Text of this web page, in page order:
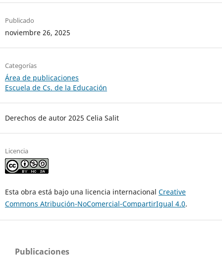
Publicado
noviembre 26, 2025
Categorías
Área de publicaciones
Escuela de Cs. de la Educación
Derechos de autor 2025 Celia Salit
Licencia
Esta obra está bajo una licencia internacional Creative
Commons Atribución-NoComercial-CompartirIgual 4.0.
Publicaciones